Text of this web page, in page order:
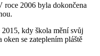
roce 2006 byla dokončena
2015, kdy škola mění svůj
se zateplením pláště